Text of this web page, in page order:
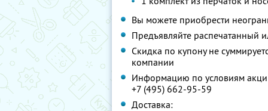
Вы можете приобрести
Предъявляйте распечатанный
Скидка по купону не
компании
Информацию по условиям
+7 (495) 662-95-59
Доставка: